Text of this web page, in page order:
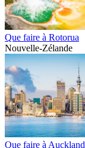
Que faire à Rotorua
Nouvelle-Zélande
Que faire à Auckland